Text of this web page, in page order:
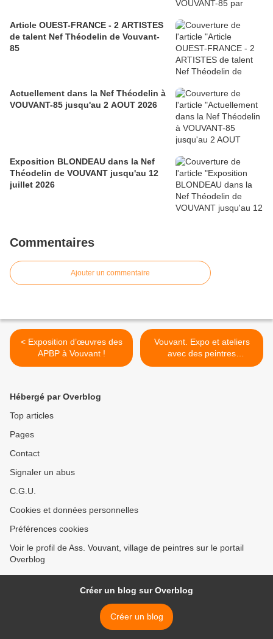
Article OUEST-FRANCE - 2 ARTISTES
de talent Nef Théodelin de Vouvant-
85
Actuellement dans la Nef Théodelin à
VOUVANT-85 jusqu'au 2 AOUT 2026
Exposition BLONDEAU dans la Nef
Théodelin de VOUVANT jusqu'au 12
juillet 2026
Commentaires
Ajouter un commentaire
< Exposition d’œuvres des
APBP à Vouvant !
Vouvant. Expo et ateliers
avec des peintres
extraordinaires >
Hébergé par Overblog
Top articles
Pages
Contact
Signaler un abus
C.G.U.
Cookies et données personnelles
Préférences cookies
Voir le profil de Ass. Vouvant, village de peintres sur le portail
Overblog
Créer un blog sur Overblog
Créer un blog